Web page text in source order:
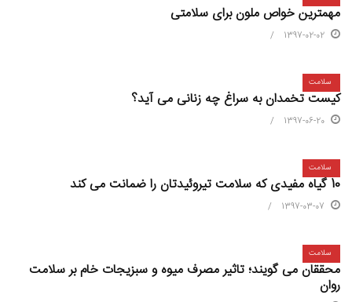
مهمترین خواص ملون برای سلامتی
1397-02-02
سلامت
کیست تخمدان به سراغ چه زنانی می آید؟
1397-06-20
سلامت
10 گیاه مفیدی که سلامت تیروئیدتان را ضمانت می کند
1397-03-07
سلامت
محققان می گویند؛ تاثیر مصرف میوه و سبزیجات خام بر سلامت
روان